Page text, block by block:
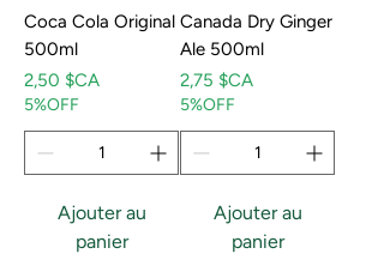
Coca Cola Original
500ml
Prix
2,50 $CA
5%OFF
Ajouter au
panier
Canada Dry Ginger
Ale 500ml
Prix
2,75 $CA
5%OFF
Ajouter au
panier